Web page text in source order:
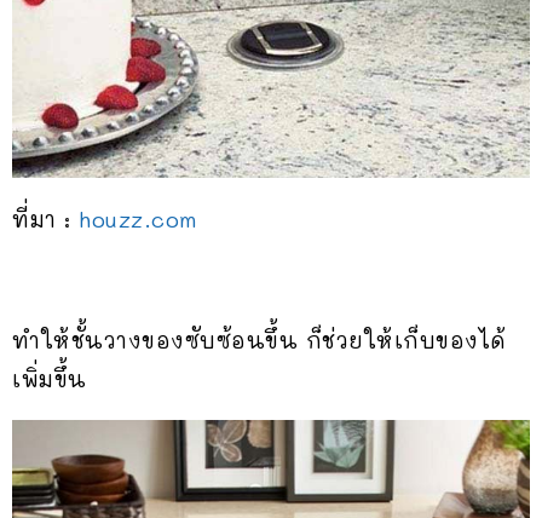
ที่มา : houzz.com
ทำให้ชั้นวางของซับซ้อนขึ้น ก็ช่วยให้เก็บของได้
เพิ่มขึ้น